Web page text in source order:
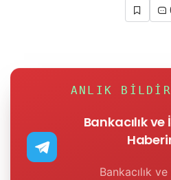
ANLIK
Bankacılık
Bankacılık